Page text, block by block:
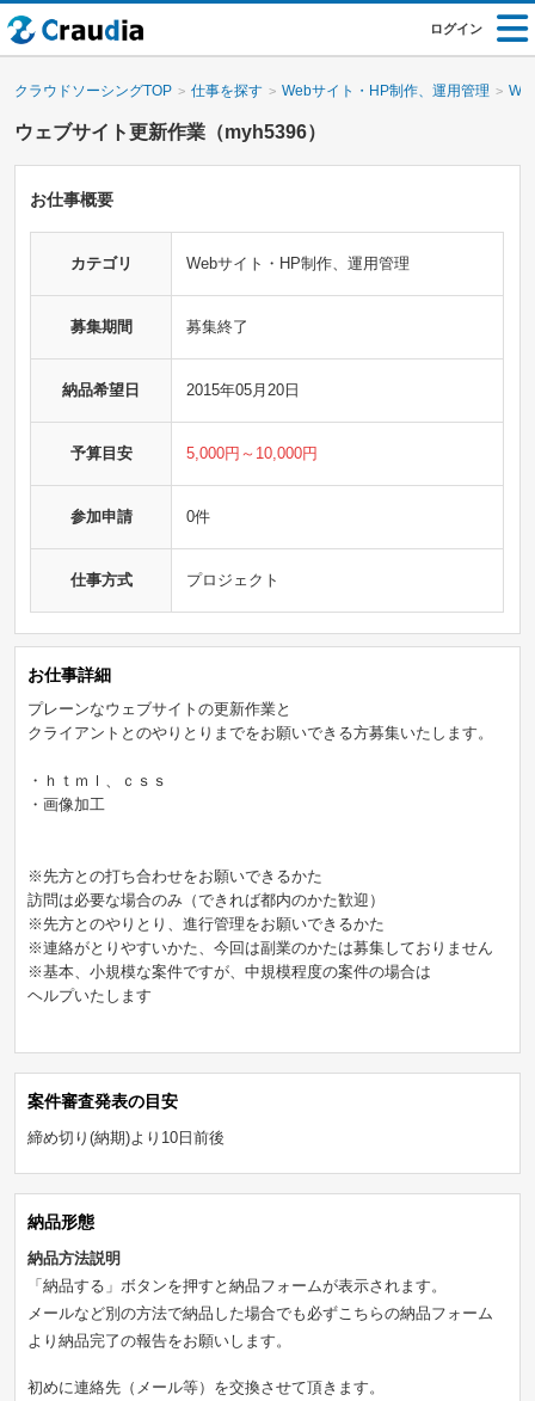
ログイン
クラウドソーシングTOP 仕事を探す Webサイト・HP制作、運用管理
ウェブサイト更新作業（myh5396）
お仕事概要
カテゴリ Webサイト・HP制作、運用管理
募集期間 募集終了
納品希望日 2015年05月20日
予算目安 5,000円～10,000円
参加申請 0件
仕事方式 プロジェクト
お仕事詳細
プレーンなウェブサイトの更新作業と
クライアントとのやりとりまでをお願いできる方募集いたします。
・ｈｔｍｌ、ｃｓｓ
・画像加工
※先方との打ち合わせをお願いできるかた
訪問は必要な場合のみ（できれば都内のかた歓迎）
※先方とのやりとり、進行管理をお願いできるかた
※連絡がとりやすいかた、今回は副業のかたは募集しておりません
※基本、小規模な案件ですが、中規模程度の案件の場合は
ヘルプいたします
案件審査発表の目安
締め切り(納期)より10日前後
納品形態
納品方法説明
「納品する」ボタンを押すと納品フォームが表示されます。
メールなど別の方法で納品した場合でも必ずこちらの納品フォーム
より納品完了の報告をお願いします。
初めに連絡先（メール等）を交換させて頂きます。